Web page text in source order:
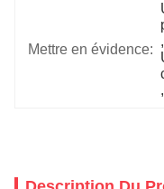
Mettre en évidence:
,
,